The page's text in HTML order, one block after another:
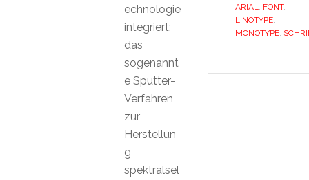
ARIAL, FONT,
LINOTYPE,
MONOTYPE,
echnologie
integriert:
das
sogenannt
e Sputter-
Verfahren
zur
Herstellun
g
spektralsel